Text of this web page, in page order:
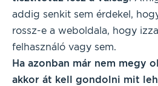
addig senkit sem érdekel,
rossz-e a weboldala, hogy
felhasználó vagy sem.
Ha azonban már nem megy
akkor át kell gondolni mit